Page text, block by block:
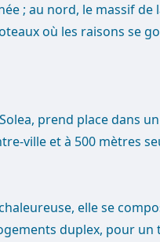
; au nord, le massif de
où les raisons se
prend place dans
ville et à 500 mètres
elle se
duplex, pour un